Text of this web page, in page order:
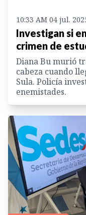
10:33 AM 04 jul.
Investigan si
crimen de
Diana Bu murió
cabeza cuando
Sula. Policía
enemistades.